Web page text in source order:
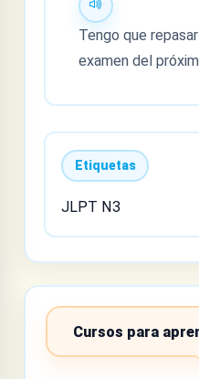
Tengo que
examen del
Etiquetas
JLPT N3
Cursos para